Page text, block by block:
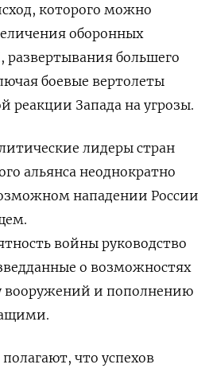
которого можно
оборонных
развертывания большего
боевые вертолеты
реакции Запада на угрозы.
лидеры стран
альянса неоднократно
нападении России
войны руководство
о возможностях
вооружений и пополнению
что успехов